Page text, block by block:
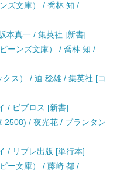
ズ文庫） / 喬林 知 /
本真一 / 集英社 [新書]
ーンズ文庫） / 喬林 知 /
ス） / 迫 稔雄 / 集英社 [コ
/ ビブロス [新書]
2508) / 夜光花 / プランタン
/ リブレ出版 [単行本]
ー文庫） / 藤崎 都 /